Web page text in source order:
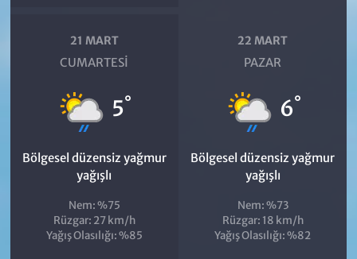
21 MART
CUMARTESI
5°
Bölgesel düzensiz yağmur
yağışlı
Nem: %75
Rüzgar: 27 km/h
Yağış Olasılığı: %85
22 MART
PAZAR
6°
Bölgesel düzensiz yağmur
yağışlı
Nem: %73
Rüzgar: 18 km/h
Yağış Olasılığı: %82